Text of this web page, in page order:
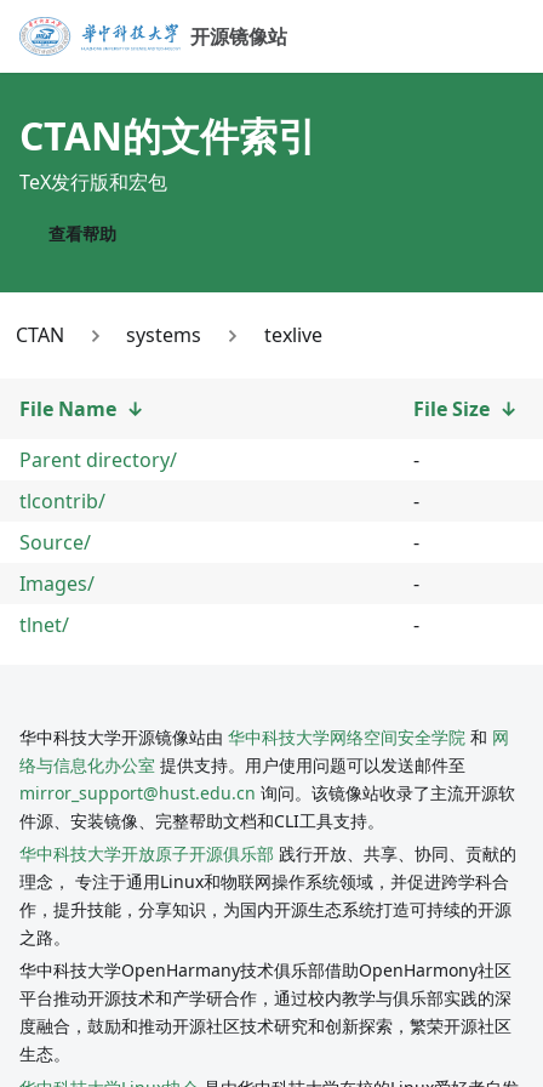
开源镜像站
CTAN的文件索引
TeX发行版和宏包
查看帮助
CTAN systems texlive
File Name ↓ File Size ↓
Parent directory/
-
tlcontrib/
-
Source/
-
Images/
-
tlnet/
-
华中科技大学开源镜像站由 华中科技大学网络空间安全学院 和 网
络与信息化办公室 提供支持。用户使用问题可以发送邮件至
mirror_support@hust.edu.cn 询问。该镜像站收录了主流开源软
件源、安装镜像、完整帮助文档和CLI工具支持。
华中科技大学开放原子开源俱乐部 践行开放、共享、协同、贡献的
理念， 专注于通用Linux和物联网操作系统领域，并促进跨学科合
作，提升技能，分享知识，为国内开源生态系统打造可持续的开源
之路。
华中科技大学OpenHarmany技术俱乐部借助OpenHarmony社区
平台推动开源技术和产学研合作，通过校内教学与俱乐部实践的深
度融合，鼓励和推动开源社区技术研究和创新探索，繁荣开源社区
生态。